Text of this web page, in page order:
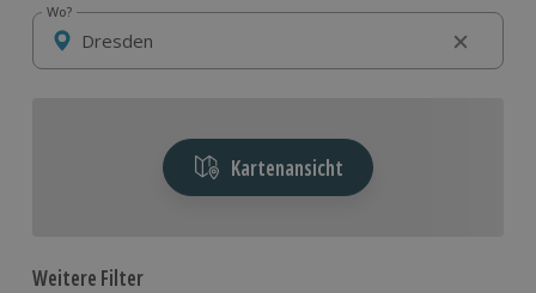
bieten.
Wo?
Wo?
Kartenansicht
Weitere Filter